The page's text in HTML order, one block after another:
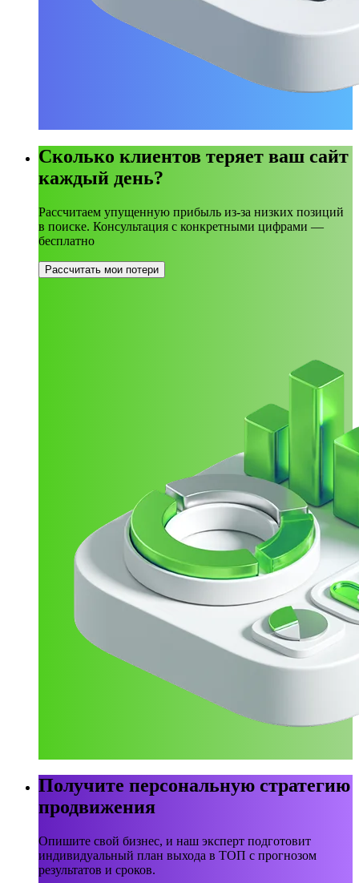
Сколько клиентов теряет ваш сайт
каждый день?
Рассчитаем упущенную прибыль из-за низких позиций
в поиске. Консультация с конкретными цифрами —
бесплатно
Рассчитать мои потери
Получите персональную стратегию
продвижения
Опишите свой бизнес, и наш эксперт подготовит
индивидуальный план выхода в ТОП с прогнозом
результатов и сроков.